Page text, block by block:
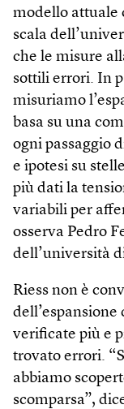
modello attuale
scala
che le misure
sottili errori. In
misuriamo
basa su una
ogni passaggio
e ipotesi su
più dati la
variabili per
osserva Pedro
dell’università
Riess non è
dell’espansione
verificate più e
trovato errori.
abbiamo
scomparsa”,